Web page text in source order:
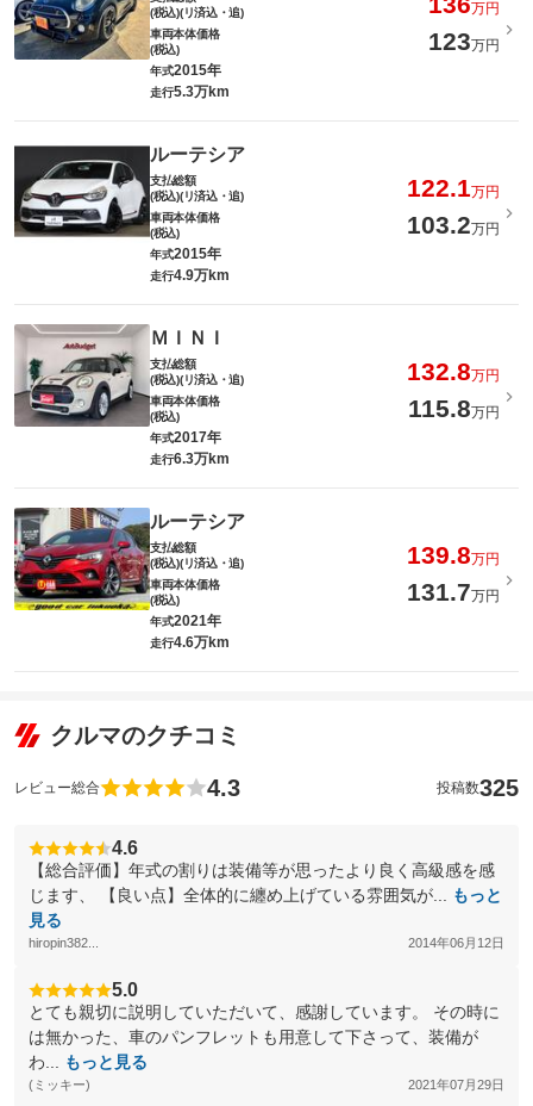
(税込)(リ済込・追)
万円
車両本体価格
(税込)
123万円
年式2015年
走行5.3万km
ルーテシア
支払総額
(税込)(リ済込・追)
122.1万円
車両本体価格
(税込)
103.2万円
年式2015年
走行4.9万km
ＭＩＮＩ
支払総額
(税込)(リ済込・追)
132.8万円
車両本体価格
(税込)
115.8万円
年式2017年
走行6.3万km
ルーテシア
支払総額
(税込)(リ済込・追)
139.8万円
車両本体価格
(税込)
131.7万円
年式2021年
走行4.6万km
クルマのクチコミ
レビュー総合 4.3 投稿数325
4.6
【総合評価】年式の割りは装備等が思ったより良く高級感を感
じます、 【良い点】全体的に纏め上げている雰囲気が...
もっと
見る
hiropin382... 2014年06月12日
5.0
とても親切に説明していただいて、感謝しています。 その時に
は無かった、車のパンフレットも用意して下さって、装備が
わ...
もっと見る
(ミッキー) 2021年07月29日